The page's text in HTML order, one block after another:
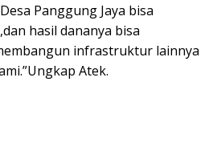
Panggung Jaya bisa
hasil dananya bisa
infrastruktur lainnya
Atek.